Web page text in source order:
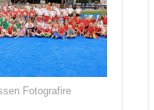
Fotografire